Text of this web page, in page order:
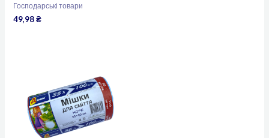
Господарські товари
49,98₴